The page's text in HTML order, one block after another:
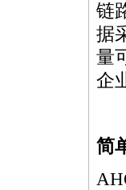
链
据
量
企
简